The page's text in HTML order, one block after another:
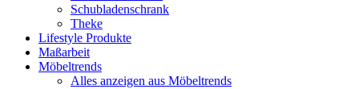
Schubladenschrank
Theke
Lifestyle Produkte
Maßarbeit
Möbeltrends
Alles anzeigen aus Möbeltrends